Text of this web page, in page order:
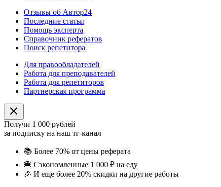
Отзывы об Автор24
Последние статьи
Помощь эксперта
Справочник рефератов
Поиск репетитора
Для правообладателей
Работа для преподавателей
Работа для репетиторов
Партнерская программа
Получи 1 000 рублей
за подписку на наш тг-канал
📚 Более 70% от цены реферата
🍔 Сэкономленные 1 000 ₽ на еду
🎉 И еще более 20% скидки на другие работы